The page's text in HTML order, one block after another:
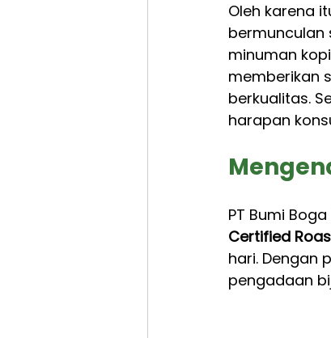
Oleh karena
bermunculan
minuman
memberikan
berkualitas.
harapan
PT Bumi
Certified
hari. Dengan
pengadaan